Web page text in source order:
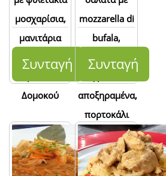
μοσχαρίσια,
μανιτάρια
και σάλτσα
τυρί κατίκι
Δομοκού
Συνταγή
mozzarella di
bufala,
ανάμεικτα
αποξηραμένα,
πορτοκάλι
και
πολύχρωμη
βινεγκρέτ
Συνταγή